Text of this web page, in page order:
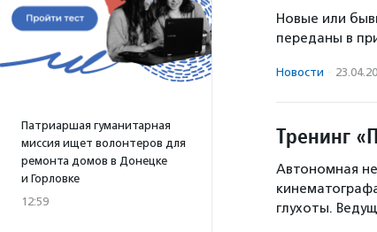
Патриаршая гуманитарная
миссия ищет волонтеров для
ремонта домов в Донецке
и Горловке
12:59
Новые или
переданы в
Новости ·
Тренинг
Автономная
глухоты.